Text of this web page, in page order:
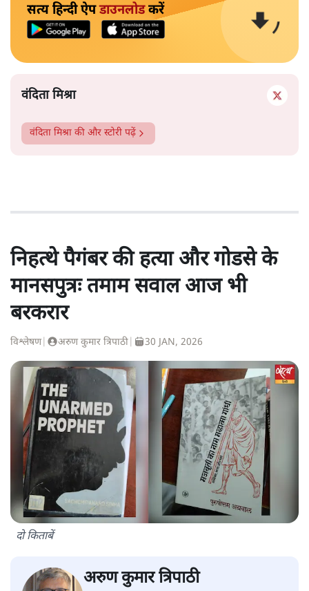
सत्य हिन्दी ऐपडाउनलोडकरें
वंदिता मिश्रा
वंदिता मिश्रा की और स्टोरी पढ़ें
निहत्थे पैगंबर की हत्या और गोडसे के
मानसपुत्रः तमाम सवाल आज भी
बरकरार
विश्लेषण| अरुण कुमार त्रिपाठी 30 JAN, 2026
दो किताबें
अरुण कुमार त्रिपाठी